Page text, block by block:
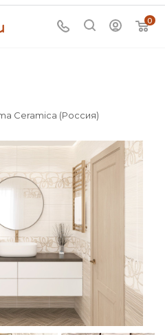
0
Ceramica (Россия)